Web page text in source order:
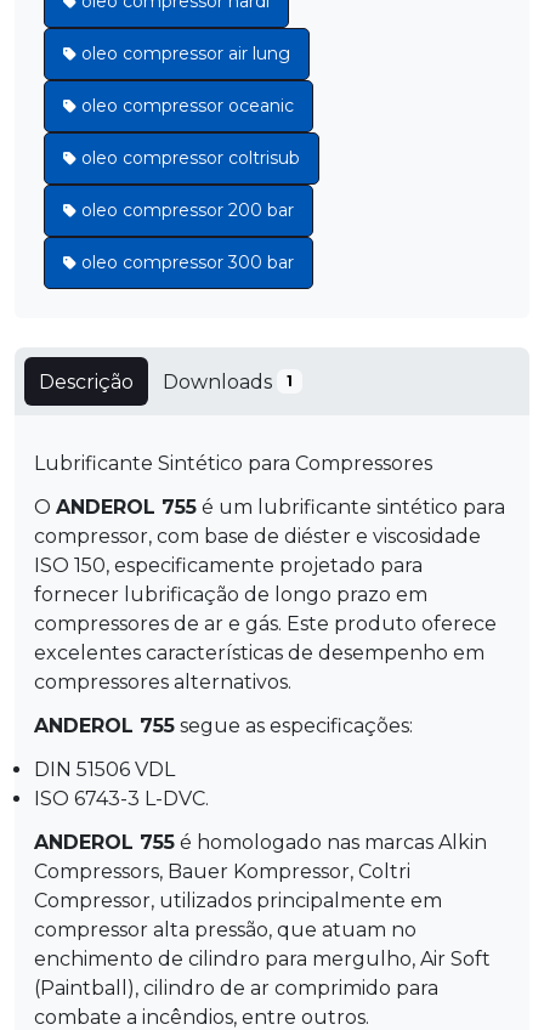
oleo compressor air lung
oleo compressor oceanic
oleo compressor coltrisub
oleo compressor 200 bar
oleo compressor 300 bar
Descrição Downloads 1
Lubrificante Sintético para Compressores
O ANDEROL 755 é um lubrificante sintético para
compressor, com base de diéster e viscosidade
ISO 150, especificamente projetado para
fornecer lubrificação de longo prazo em
compressores de ar e gás. Este produto oferece
excelentes características de desempenho em
compressores alternativos.
ANDEROL 755 segue as especificações:
DIN 51506 VDL
ISO 6743-3 L-DVC.
ANDEROL 755 é homologado nas marcas Alkin
Compressors, Bauer Kompressor, Coltri
Compressor, utilizados principalmente em
compressor alta pressão, que atuam no
enchimento de cilindro para mergulho, Air Soft
(Paintball), cilindro de ar comprimido para
combate a incêndios, entre outros.